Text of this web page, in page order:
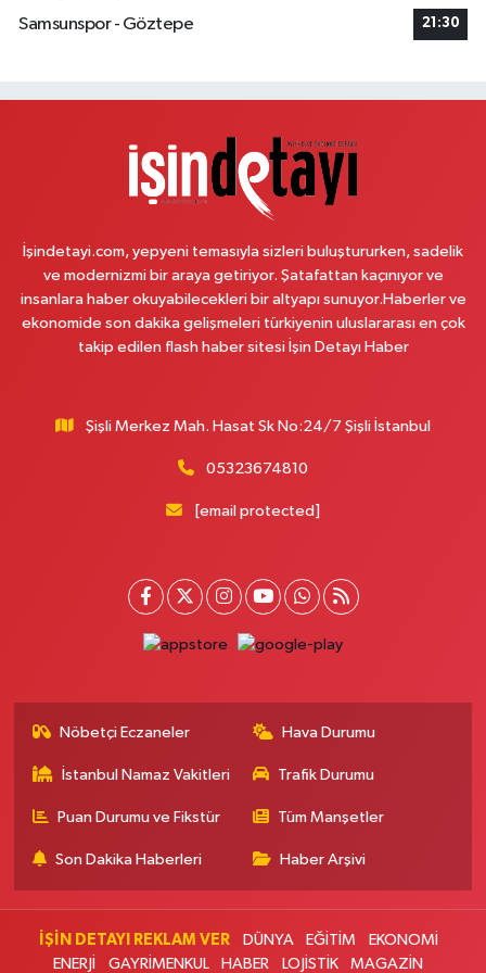
Velibaba Mahallesi Aydos Caddesi 17 JD AYDOSLAND SİTESİ ALTI
MİGROS YANI
İnönü Mahallesi Yeşiltepe Sokak 6A AKSOYLAR 2 DÜĞÜN SALONU KARŞISI
(DEMOKRASİ CADDESİ)
0 (216) 621 27 65 Yol Tarifi Al
Pamuk Eczanesi
Yunus Emre Mahallesi Veyselkaranı Caddesi 71 C ABİTLER DURAĞI
0 (216) 484 00 08 Yol Tarifi Al
ESKİ PTT YANI ZÜBEYDE HANIM AİLE SAĞLIĞI MERKEZİ KARŞISI
0 (216) 755 01 02 Yol Tarifi Al
Çağdaş Eczanesi
Buse Eczanesi
Döner'in arka sokağı, ŞOK marketin yanı
Samsunspor - Göztepe
21:30
İşindetayi.com, yepyeni temasıyla sizleri buluştururken, sadelik
ve modernizmi bir araya getiriyor. Şatafattan kaçınıyor ve
insanlara haber okuyabilecekleri bir altyapı sunuyor.Haberler ve
ekonomide son dakika gelişmeleri türkiyenin uluslararası en çok
takip edilen flash haber sitesi İşin Detayı Haber
Şişli Merkez Mah. Hasat Sk No:24/7 Şişli İstanbul
05323674810
[email protected]
Nöbetçi Eczaneler Hava Durumu
İstanbul Namaz Vakitleri Trafik Durumu
Puan Durumu ve Fikstür Tüm Manşetler
Son Dakika Haberleri Haber Arşivi
İŞİN DETAYI REKLAM VER DÜNYA EĞİTİM
EKONOMİ
ENERJİ
GAYRİMENKUL HABER LOJİSTİK MAGAZİN